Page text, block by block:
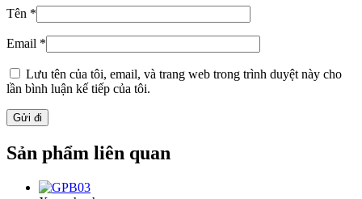
Tên *
Email *
Lưu tên của tôi, email, và trang web trong trình duyệt này cho
lần bình luận kế tiếp của tôi.
Sản phẩm liên quan